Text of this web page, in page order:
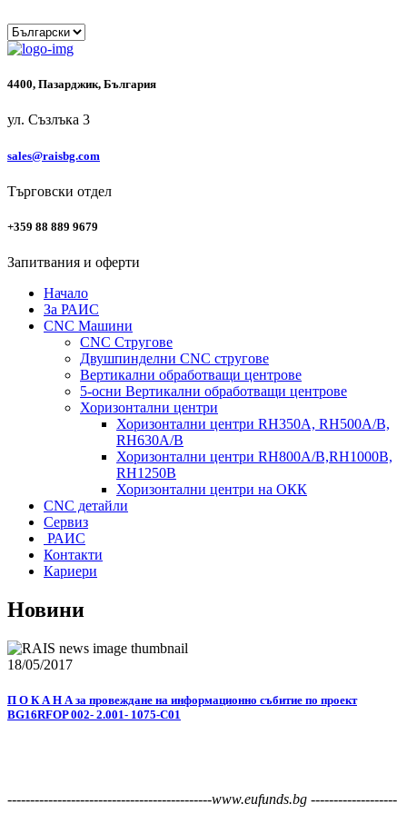
4400, Пазарджик, България
ул. Съзлъка 3
sales@raisbg.com
Търговски отдел
+359 88 889 9679
Запитвания и оферти
Начало
За РАИС
CNC Машини
CNC Стругове
Двушпинделни CNC стругове
Вертикални обработващи центрове
5-осни Вертикални обработващи центрове
Хоризонтални центри
Хоризонтални центри RH350A, RH500A/B,
RH630A/В
Хоризонтални центри RH800A/B,RH1000B,
RH1250B
Хоризонтални центри на ОКК
CNC детайли
Сервиз
РАИС
Контакти
Кариери
Новини
18/05/2017
П О К А Н А за провеждане на информационно събитие по проект
BG16RFOP 002- 2.001- 1075-C01
---------------------------------------------www.eufunds.bg -------------------